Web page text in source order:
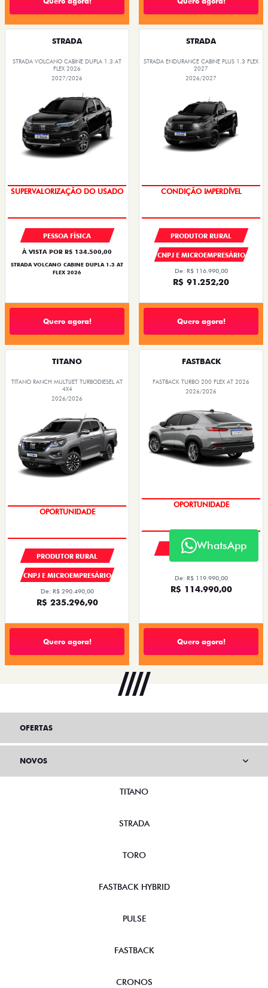
STRADA
STRADA VOLCANO CABINE DUPLA 1.3 AT
FLEX 2026
2027/2026
SUPERVALORIZAÇÃO DO USADO
PESSOA FÍSICA
À VISTA POR R$ 134.500,00
STRADA VOLCANO CABINE DUPLA 1.3 AT
FLEX 2026
Quero agora!
STRADA
STRADA ENDURANCE CABINE PLUS 1.3 FLEX
2027
2026/2027
CONDIÇÃO IMPERDÍVEL
PRODUTOR RURAL
CNPJ E MICROEMPRESÁRIO
De: R$ 116.990,00
R$ 91.252,20
Quero agora!
TITANO
TITANO RANCH MULTIJET TURBODIESEL AT
4X4
2026/2026
OPORTUNIDADE
PRODUTOR RURAL
CNPJ E MICROEMPRESÁRIO
De: R$ 290.490,00
R$ 235.296,90
Quero agora!
FASTBACK
FASTBACK TURBO 200 FLEX AT 2026
2026/2026
OPORTUNIDADE
PESSOA FÍSICA
De: R$ 119.990,00
R$ 114.990,00
Quero agora!
WhatsApp
OFERTAS
NOVOS
TITANO
STRADA
TORO
FASTBACK HYBRID
PULSE
FASTBACK
CRONOS